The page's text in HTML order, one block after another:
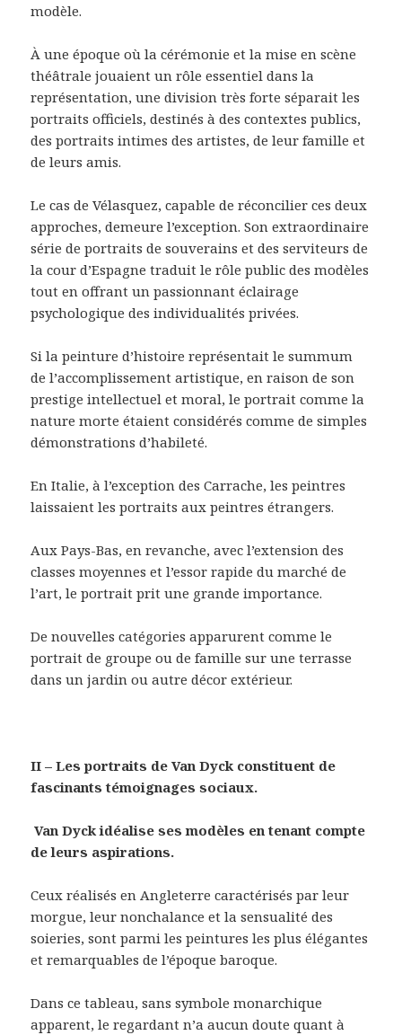
modèle.
À une époque où la cérémonie et la mise en scène
théâtrale jouaient un rôle essentiel dans la
représentation, une division très forte séparait les
portraits officiels, destinés à des contextes publics,
des portraits intimes des artistes, de leur famille et
de leurs amis.
Le cas de Vélasquez, capable de réconcilier ces deux
approches, demeure l’exception. Son extraordinaire
série de portraits de souverains et des serviteurs de
la cour d’Espagne traduit le rôle public des modèles
tout en offrant un passionnant éclairage
psychologique des individualités privées.
Si la peinture d’histoire représentait le summum
de l’accomplissement artistique, en raison de son
prestige intellectuel et moral, le portrait comme la
nature morte étaient considérés comme de simples
démonstrations d’habileté.
En Italie, à l’exception des Carrache, les peintres
laissaient les portraits aux peintres étrangers.
Aux Pays-Bas, en revanche, avec l’extension des
classes moyennes et l’essor rapide du marché de
l’art, le portrait prit une grande importance.
De nouvelles catégories apparurent comme le
portrait de groupe ou de famille sur une terrasse
dans un jardin ou autre décor extérieur.
II – Les portraits de Van Dyck constituent de
fascinants témoignages sociaux.
Van Dyck idéalise ses modèles en tenant compte
de leurs aspirations.
Ceux réalisés en Angleterre caractérisés par leur
morgue, leur nonchalance et la sensualité des
soieries, sont parmi les peintures les plus élégantes
et remarquables de l’époque baroque.
Dans ce tableau, sans symbole monarchique
apparent, le regardant n’a aucun doute quant à